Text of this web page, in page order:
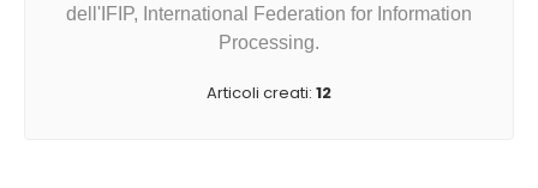
dell'IFIP, International Federation for Information
Processing.
Articoli creati: 12